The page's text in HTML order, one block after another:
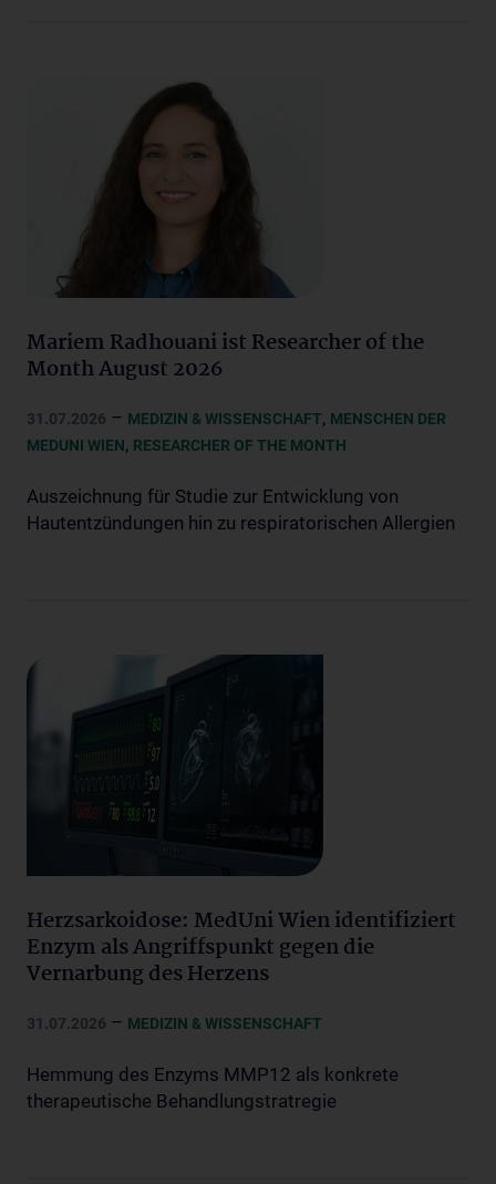
Mariem Radhouani ist Researcher of the
Month August 2026
31.07.2026 – MEDIZIN & WISSENSCHAFT, MENSCHEN DER
MEDUNI WIEN, RESEARCHER OF THE MONTH
Auszeichnung für Studie zur Entwicklung von
Hautentzündungen hin zu respiratorischen Allergien
Herzsarkoidose: MedUni Wien identifiziert
Enzym als Angriffspunkt gegen die
Vernarbung des Herzens
31.07.2026 – MEDIZIN & WISSENSCHAFT
Hemmung des Enzyms MMP12 als konkrete
therapeutische Behandlungstratregie